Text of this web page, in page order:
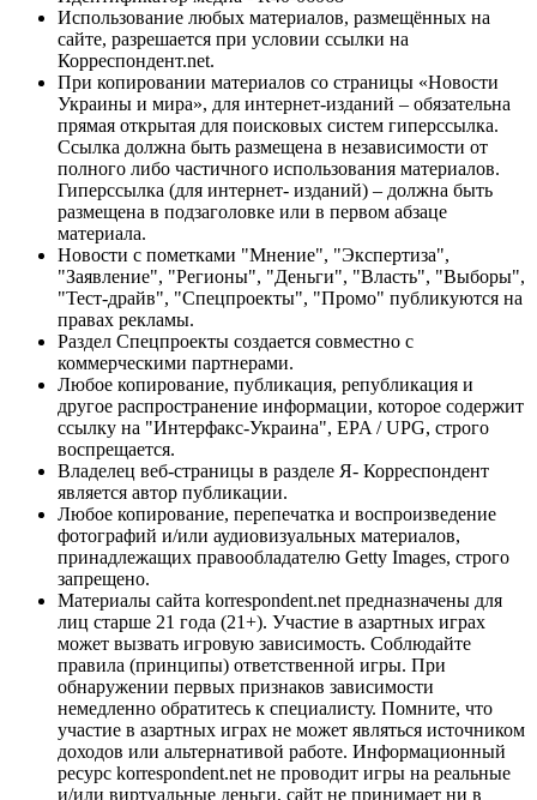
Использование любых материалов, размещённых на
сайте, разрешается при условии ссылки на
Корреспондент.net.
При копировании материалов со страницы «Новости
Украины и мира», для интернет-изданий – обязательна
прямая открытая для поисковых систем гиперссылка.
Ссылка должна быть размещена в независимости от
полного либо частичного использования материалов.
Гиперссылка (для интернет- изданий) – должна быть
размещена в подзаголовке или в первом абзаце
материала.
Новости с пометками "Мнение", "Экспертиза",
"Заявление", "Регионы", "Деньги", "Власть", "Выборы",
"Тест-драйв", "Спецпроекты", "Промо" публикуются на
правах рекламы.
Раздел Спецпроекты создается совместно с
коммерческими партнерами.
Любое копирование, публикация, републикация и
другое распространение информации, которое содержит
ссылку на "Интерфакс-Украина", EPA / UPG, строго
воспрещается.
Владелец веб-страницы в разделе Я- Корреспондент
является автор публикации.
Любое копирование, перепечатка и воспроизведение
фотографий и/или аудиовизуальных материалов,
принадлежащих правообладателю Getty Images, строго
запрещено.
Материалы сайта korrespondent.net предназначены для
лиц старше 21 года (21+). Участие в азартных играх
может вызвать игровую зависимость. Соблюдайте
правила (принципы) ответственной игры. При
обнаружении первых признаков зависимости
немедленно обратитесь к специалисту. Помните, что
участие в азартных играх не может являться источником
доходов или альтернативой работе. Информационный
ресурс korrespondent.net не проводит игры на реальные
и/или виртуальные деньги, сайт не принимает ни в